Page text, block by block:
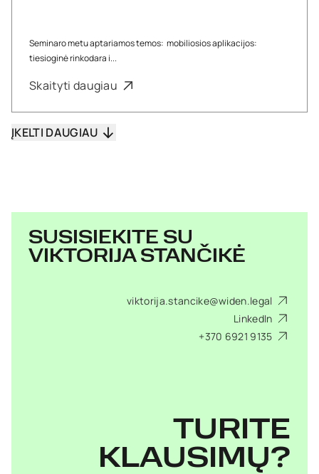
Seminaro metu aptariamos temos: mobiliosios aplikacijos:
tiesioginė rinkodara i...
Skaityti daugiau
ĮKELTI DAUGIAU
SUSISIEKITE SU
VIKTORIJA STANČIKĖ
viktorija.stancike@widen.legal
LinkedIn
+370 6921 9135
TURITE
KLAUSIMŲ?